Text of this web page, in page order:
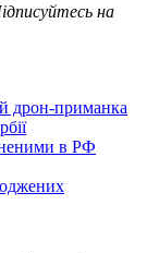
на
дрон-приманка
в РФ